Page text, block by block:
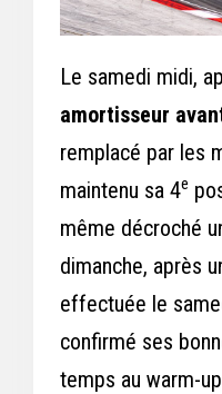
Le samedi midi,
amortisseur
remplacé par les
maintenu sa 4e
même décroché
dimanche, après
effectuée le
confirmé ses
temps au warm-